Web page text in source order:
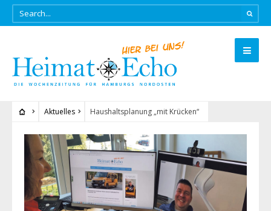
Aktuelles Haushaltsplanung „mit Krücken“